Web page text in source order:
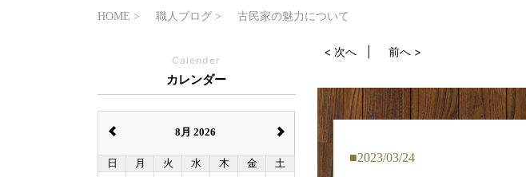
HOME 職人ブログ 古民家の魅力について
< 次へ 前へ >
2023/03/24
Calender
カレンダー
8月 2026
日 月 火 水 木 金 土